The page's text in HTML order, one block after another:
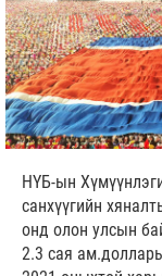
НҮБ-ын
санхүүгийн
онд олон улсын
2.3 сая